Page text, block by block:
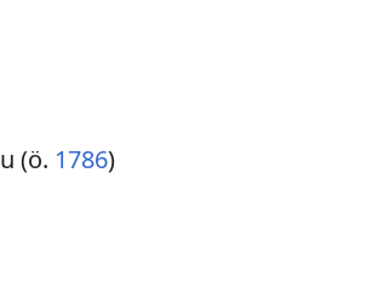
(ö. 1786)